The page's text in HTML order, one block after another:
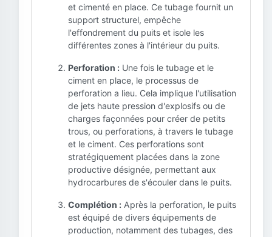
et cimenté en place. Ce tubage fournit un
support structurel, empêche
l'effondrement du puits et isole les
différentes zones à l'intérieur du puits.
Perforation : Une fois le tubage et le
ciment en place, le processus de
perforation a lieu. Cela implique l'utilisation
de jets haute pression d'explosifs ou de
charges façonnées pour créer de petits
trous, ou perforations, à travers le tubage
et le ciment. Ces perforations sont
stratégiquement placées dans la zone
productive désignée, permettant aux
hydrocarbures de s'écouler dans le puits.
Complétion : Après la perforation, le puits
est équipé de divers équipements de
production, notamment des tubages, des